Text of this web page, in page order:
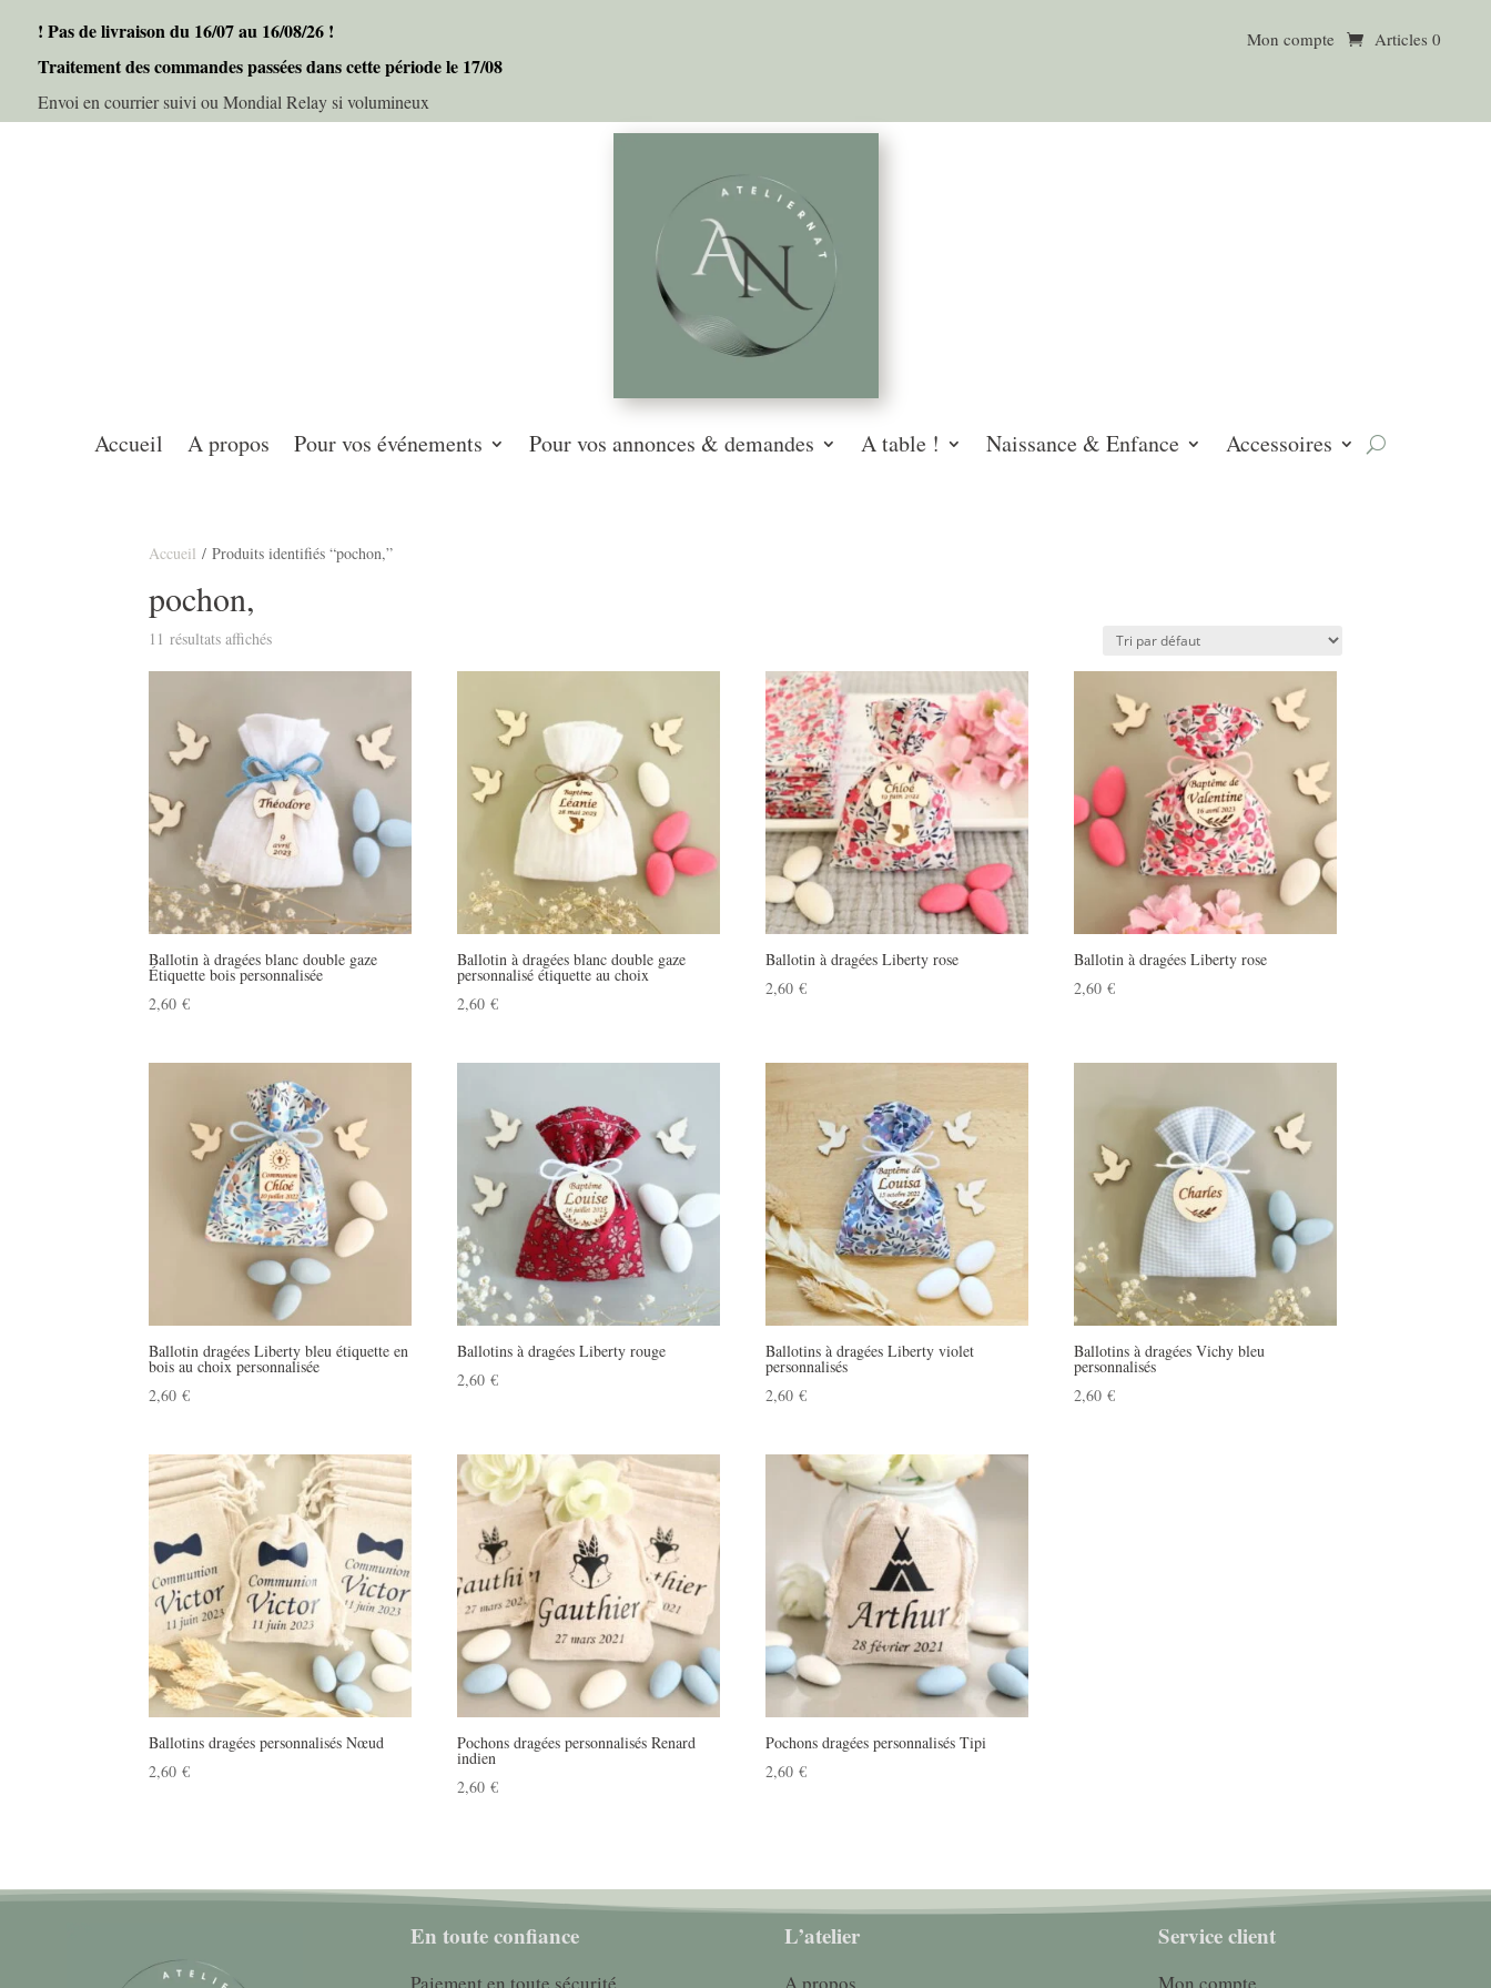
! Pas de livraison du 16/07 au 16/08/26 !
Traitement des commandes passées dans cette période le 17/08
Envoi en courrier suivi ou Mondial Relay si volumineux
Mon compte Articles 0
Accueil A propos Pour vos événements Pour vos annonces & demandes A table ! Naissance & Enfance Accessoires
Accueil / Produits identifiés “pochon,”
pochon,
11 résultats affichés
Ballotin à dragées blanc double gaze
Étiquette bois personnalisée
2,60€
Ballotin à dragées blanc double gaze
personnalisé étiquette au choix
2,60€
Ballotin à dragées Liberty rose
2,60€
Ballotin à dragées Liberty rose
2,60€
Ballotin dragées Liberty bleu étiquette en
bois au choix personnalisée
2,60€
Ballotins à dragées Liberty rouge
2,60€
Ballotins à dragées Liberty violet
personnalisés
2,60€
Ballotins à dragées Vichy bleu
personnalisés
2,60€
Ballotins dragées personnalisés Nœud
2,60€
Pochons dragées personnalisés Renard
indien
2,60€
Pochons dragées personnalisés Tipi
2,60€
En toute confiance
Paiement en toute sécurité
L’atelier
A propos
Service client
Mon compte